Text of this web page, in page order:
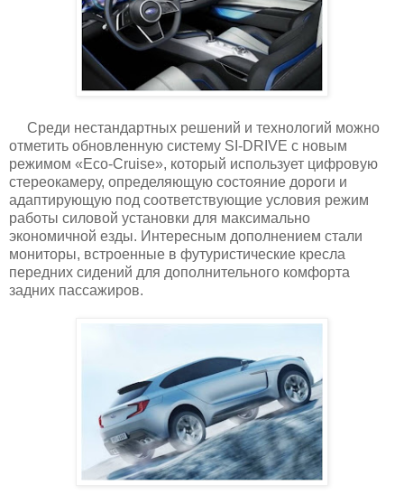
Среди нестандартных решений и технологий можно
отметить обновленную систему SI-DRIVE с новым
режимом «Eco-Cruise», который использует цифровую
стереокамеру, определяющую состояние дороги и
адаптирующую под соответствующие условия режим
работы силовой установки для максимально
экономичной езды. Интересным дополнением стали
мониторы, встроенные в футуристические кресла
передних сидений для дополнительного комфорта
задних пассажиров.